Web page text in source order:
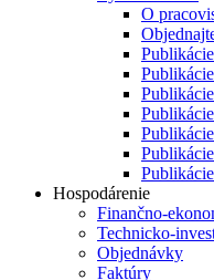
O
Hospodárenie
Finančno-
Technicko-
Objednávky
Faktúry